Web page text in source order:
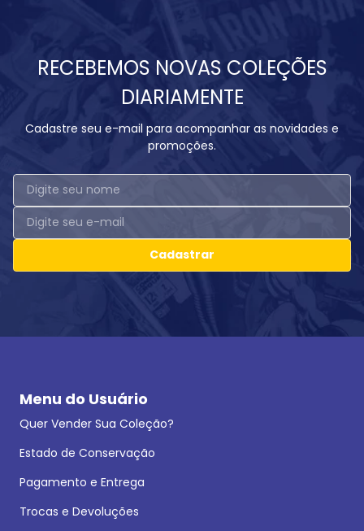
RECEBEMOS NOVAS COLEÇÕES
DIARIAMENTE
Cadastre seu e-mail para acompanhar as novidades e
promoções.
Cadastrar
Menu do Usuário
Quer Vender Sua Coleção?
Estado de Conservação
Pagamento e Entrega
Trocas e Devoluções